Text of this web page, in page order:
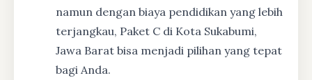
namun dengan biaya pendidikan yang lebih
terjangkau, Paket C di Kota Sukabumi,
Jawa Barat bisa menjadi pilihan yang tepat
bagi Anda.